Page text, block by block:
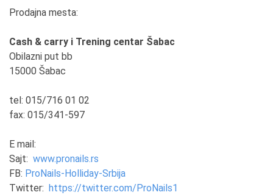
Prodajna mesta:
Cash & carry i Trening centar Šabac
Obilazni put bb
15000 Šabac
tel: 015/716 01 02
fax: 015/341-597
E mail:
Sajt: www.pronails.rs
FB: ProNails-Holliday-Srbija
Twitter: https://twitter.com/ProNails1